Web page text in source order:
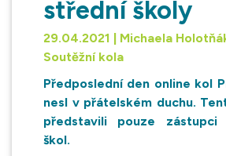
střední školy
29.04.2021 | Michaela
Soutěžní kola
Předposlední den online kol
nesl v přátelském duchu.
představili pouze zástupci
škol.